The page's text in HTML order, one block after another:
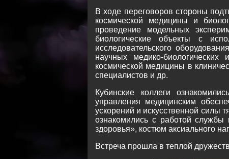
В ходе переговоров стороны
космической медицины и
проведение модельных
биологические объекты с
исследовательского
научных медико-биологических
космической медицины в
специалистов и др.
Кубинские коллеги
управления медицинским
ускорений и искусственной силы
ознакомились с работой службы
здоровья», костюм аксиального
Встреча прошла в теплой